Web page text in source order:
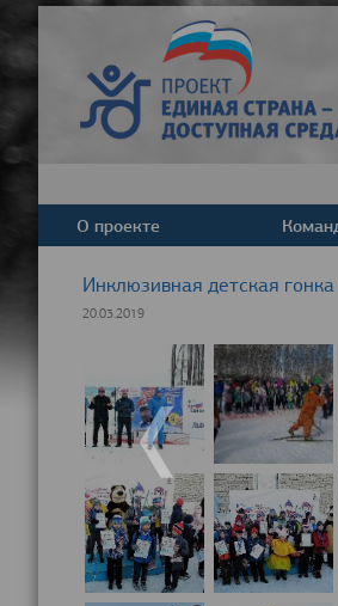
О проекте
Инклюзивная детская
20.03.2019